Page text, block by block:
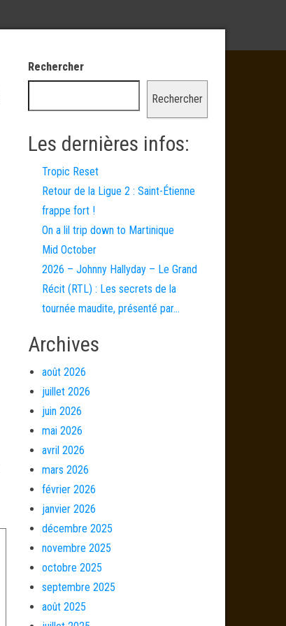
Rechercher
Rechercher
Les dernières infos:
Tropic Reset
Retour de la Ligue 2 : Saint-Étienne
frappe fort !
On a lil trip down to Martinique
Mid October
2026 – Johnny Hallyday – Le Grand
Récit (RTL) : Les secrets de la
tournée maudite, présenté par…
Archives
août 2026
juillet 2026
juin 2026
mai 2026
avril 2026
mars 2026
février 2026
janvier 2026
décembre 2025
novembre 2025
octobre 2025
septembre 2025
août 2025